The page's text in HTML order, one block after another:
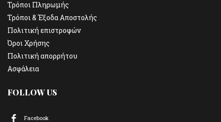
Τρόποι Πληρωμής
Τρόποι & Έξοδα Αποστολής
Πολιτική επιστροφών
Όροι Χρήσης
Πολιτική απορρήτου
Ασφάλεια
FOLLOW US
Facebook